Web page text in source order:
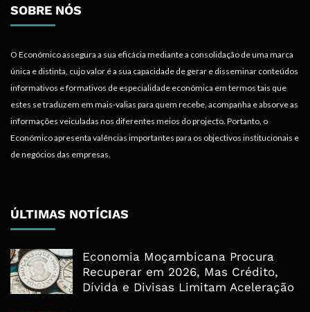
SOBRE NÓS
O Económico assegura a sua eficácia mediante a consolidação de uma marca
única e distinta, cujo valor é a sua capacidade de gerar e disseminar conteúdos
informativos e formativos de especialidade económica em termos tais que
estes se traduzem em mais-valias para quem recebe, acompanha e absorve as
informações veiculadas nos diferentes meios do projecto. Portanto, o
Económico apresenta valências importantes para os objectivos institucionais e
de negócios das empresas.
ÚLTIMAS NOTÍCIAS
Economia Moçambicana Procura
Recuperar em 2026, Mas Crédito,
Dívida e Divisas Limitam Aceleração